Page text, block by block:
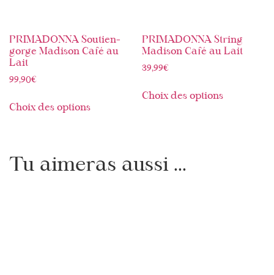
PRIMADONNA Soutien-
gorge Madison Café au
Lait
99,90€
Choix des options
PRIMADONNA String
Madison Café au Lait
39,99€
Choix des options
Tu aimeras aussi ...